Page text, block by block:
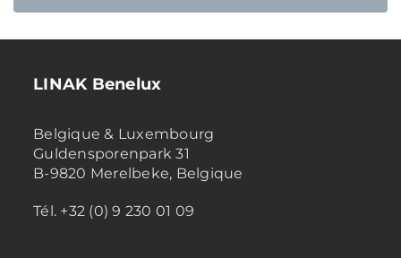
LINAK Benelux
Belgique & Luxembourg
Guldensporenpark 31
B-9820 Merelbeke, Belgique
Tél. +32 (0) 9 230 01 09